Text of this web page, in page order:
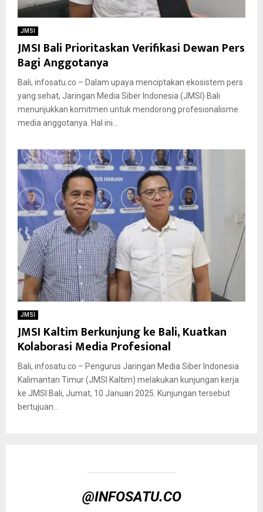
JMSI
JMSI Bali Prioritaskan Verifikasi Dewan Pers
Bagi Anggotanya
Bali, infosatu.co – Dalam upaya menciptakan ekosistem pers
yang sehat, Jaringan Media Siber Indonesia (JMSI) Bali
menunjukkan komitmen untuk mendorong profesionalisme
media anggotanya. Hal ini...
JMSI
JMSI Kaltim Berkunjung ke Bali, Kuatkan
Kolaborasi Media Profesional
Bali, infosatu.co – Pengurus Jaringan Media Siber Indonesia
Kalimantan Timur (JMSI Kaltim) melakukan kunjungan kerja
ke JMSI Bali, Jumat, 10 Januari 2025. Kunjungan tersebut
bertujuan...
@INFOSATU.CO